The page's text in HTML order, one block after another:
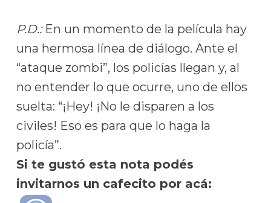
P.D.:En un momento de la película hay
una hermosa línea de diálogo. Ante el
“ataque zombi”, los policías llegan y, al
no entender lo que ocurre, uno de ellos
suelta: “¡Hey! ¡No le disparen a los
civiles! Eso es para que lo haga la
policía”.
Si te gustó esta nota podés
invitarnos un cafecito por acá: